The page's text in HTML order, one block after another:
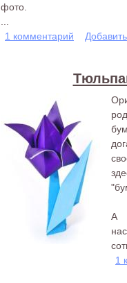
фото.
1 комментарий
А
1